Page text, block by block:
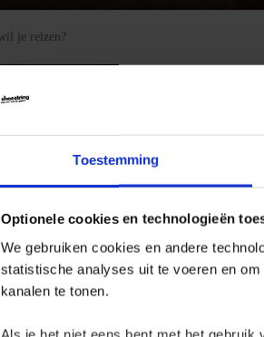
Toestemming
Optionele cookies en technologieën
We gebruiken cookies en andere
statistische analyses uit te voeren en
kanalen te tonen.
Singlereizen
Alleen reizen, maar
hebt om er af en